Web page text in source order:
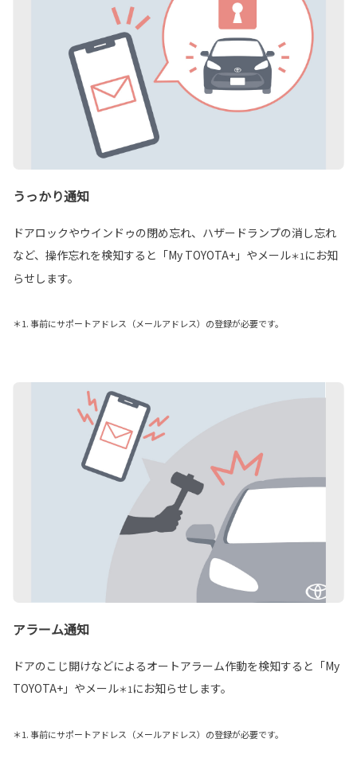
うっかり通知
ドアロックやウインドゥの閉め忘れ、ハザードランプの消し忘れ
など、操作忘れを検知すると「My TOYOTA+」やメール＊1 にお知
らせします。
＊1. 事前にサポートアドレス（メールアドレス）の登録が必要です。
アラーム通知
ドアのこじ開けなどによるオートアラーム作動を検知すると「My
TOYOTA+」やメール＊1にお知らせします。
＊1. 事前にサポートアドレス（メールアドレス）の登録が必要です。